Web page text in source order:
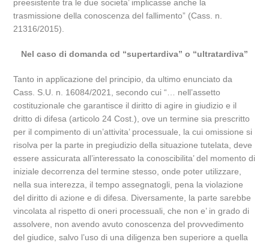
preesistente tra le due societa’ implicasse anche la
trasmissione della conoscenza del fallimento” (Cass. n.
21316/2015).
Nel caso di domanda cd “supertardiva” o “ultratardiva”
Tanto in applicazione del principio, da ultimo enunciato da
Cass. S.U. n. 16084/2021, secondo cui “… nell’assetto
costituzionale che garantisce il diritto di agire in giudizio e il
dritto di difesa (articolo 24 Cost.), ove un termine sia prescritto
per il compimento di un’attivita’ processuale, la cui omissione si
risolva per la parte in pregiudizio della situazione tutelata, deve
essere assicurata all’interessato la conoscibilita’ del momento di
iniziale decorrenza del termine stesso, onde poter utilizzare,
nella sua interezza, il tempo assegnatogli, pena la violazione
del diritto di azione e di difesa. Diversamente, la parte sarebbe
vincolata al rispetto di oneri processuali, che non e’ in grado di
assolvere, non avendo avuto conoscenza del provvedimento
del giudice, salvo l’uso di una diligenza ben superiore a quella